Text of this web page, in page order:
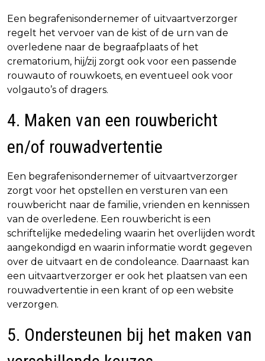
Een begrafenisondernemer of uitvaartverzorger
regelt het vervoer van de kist of de urn van de
overledene naar de begraafplaats of het
crematorium, hij/zij zorgt ook voor een passende
rouwauto of rouwkoets, en eventueel ook voor
volgauto’s of dragers.
4. Maken van een rouwbericht
en/of rouwadvertentie
Een begrafenisondernemer of uitvaartverzorger
zorgt voor het opstellen en versturen van een
rouwbericht naar de familie, vrienden en kennissen
van de overledene. Een rouwbericht is een
schriftelijke mededeling waarin het overlijden wordt
aangekondigd en waarin informatie wordt gegeven
over de uitvaart en de condoleance. Daarnaast kan
een uitvaartverzorger er ook het plaatsen van een
rouwadvertentie in een krant of op een website
verzorgen.
5. Ondersteunen bij het maken van